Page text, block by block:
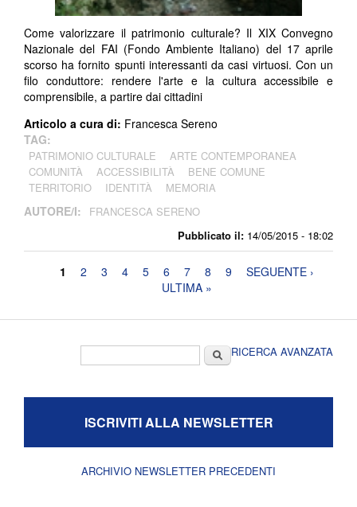
Pubblicato il: 14/05/2015 - 18:02
Come valorizzare il patrimonio culturale? Il XIX Convegno
Nazionale del FAI (Fondo Ambiente Italiano) del 17 aprile
scorso ha fornito spunti interessanti da casi virtuosi. Con un
filo conduttore: rendere l'arte e la cultura accessibile e
comprensibile, a partire dai cittadini
Articolo a cura di: Francesca Sereno
TAG:
PATRIMONIO CULTURALE
ARTE CONTEMPORANEA
COMUNITÀ
ACCESSIBILITÀ
BENE COMUNE
TERRITORIO
IDENTITÀ MEMORIA
AUTORE/I: FRANCESCA SERENO
Pagine
1 2 3 4 5 6 7 8 9
SEGUENTE ›
ULTIMA »
CercaRICERCA AVANZATA
ISCRIVITI ALLA NEWSLETTER
ARCHIVIO NEWSLETTER PRECEDENTI